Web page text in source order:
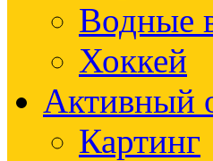
Водные
Хоккей
Активный
Картинг